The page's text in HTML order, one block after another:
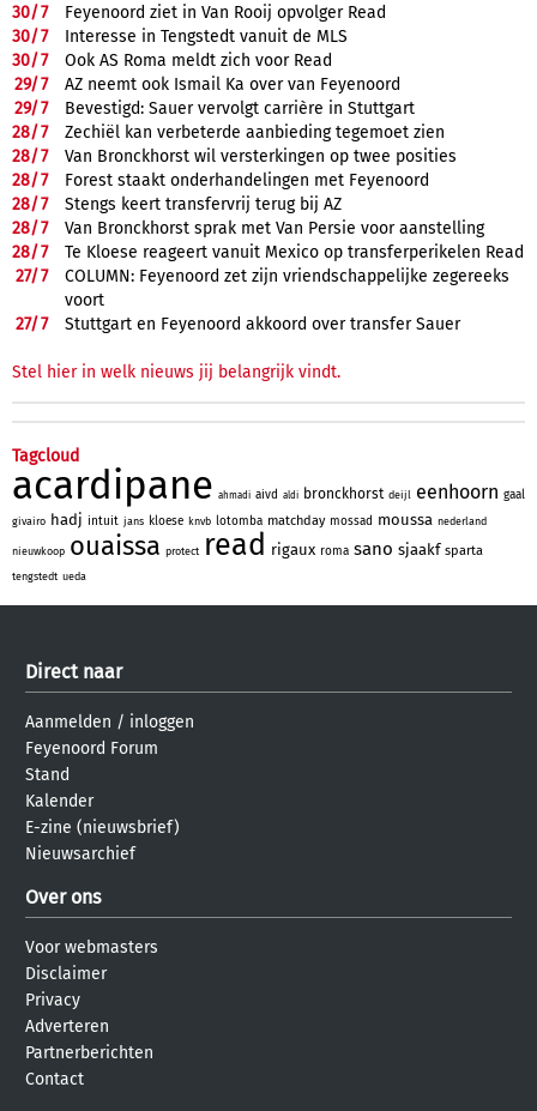
30/7
Feyenoord ziet in Van Rooij opvolger Read
30/7
Interesse in Tengstedt vanuit de MLS
30/7
Ook AS Roma meldt zich voor Read
29/7
AZ neemt ook Ismail Ka over van Feyenoord
29/7
Bevestigd: Sauer vervolgt carrière in Stuttgart
28/7
Zechiël kan verbeterde aanbieding tegemoet zien
28/7
Van Bronckhorst wil versterkingen op twee posities
28/7
Forest staakt onderhandelingen met Feyenoord
28/7
Stengs keert transfervrij terug bij AZ
28/7
Van Bronckhorst sprak met Van Persie voor aanstelling
28/7
Te Kloese reageert vanuit Mexico op transferperikelen Read
27/7
COLUMN: Feyenoord zet zijn vriendschappelijke zegereeks
voort
27/7 Stuttgart en Feyenoord akkoord over transfer Sauer
Stel hier in welk nieuws jij belangrijk vindt.
Tagcloud
acardipane ahmadi aivd aldi bronckhorst deijl eenhoorn gaal
givairo hadj intuit jans kloese knvb lotomba matchday mossad moussa nederland
nieuwkoop ouaissa protect read rigaux roma sano sjaakf sparta
tengstedt ueda
Direct naar
Aanmelden / inloggen
Feyenoord Forum
Stand
Kalender
E-zine (nieuwsbrief)
Nieuwsarchief
Over ons
Voor webmasters
Disclaimer
Privacy
Adverteren
Partnerberichten
Contact